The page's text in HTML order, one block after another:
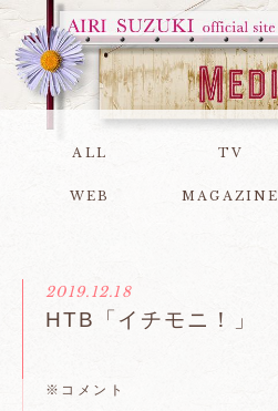
ALL TV
WEB MAGAZINE
2019.12.18
HTB「イチモニ！」
※コメント